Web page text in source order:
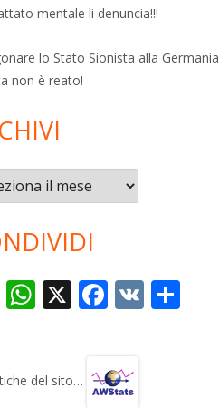
mentale li denuncia!!!
lo Stato Sionista alla Germania
non è reato!
T
gr
W
s
X F
b
V
del sito…